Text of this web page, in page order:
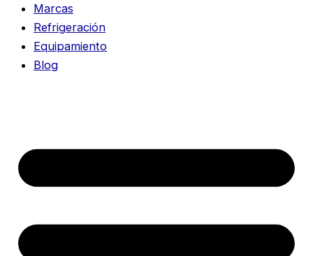
Marcas
Refrigeración
Equipamiento
Blog